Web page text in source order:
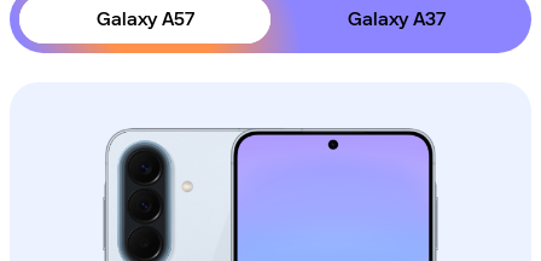
Galaxy A57 Galaxy A37